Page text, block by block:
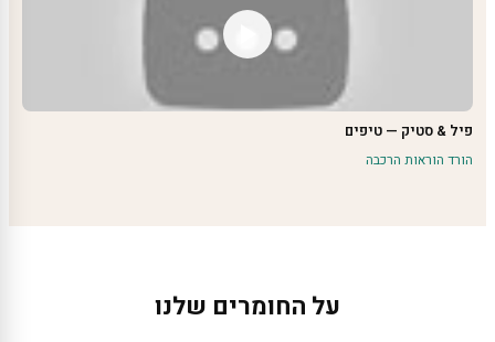
פיל & סטיק — טיפים
הורד הוראות הרכבה
על החומרים שלנו